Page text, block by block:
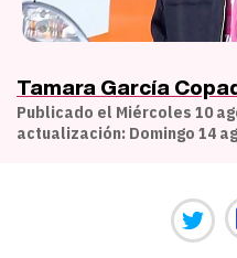
Tamara García
Publicado el Miércoles 10
actualización: Domingo 14